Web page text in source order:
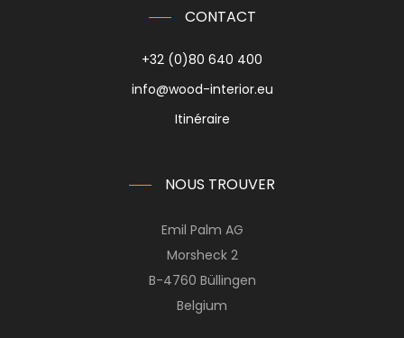
CONTACT
+32 (0)80 640 400
info@wood-interior.eu
Itinéraire
NOUS TROUVER
Emil Palm AG
Morsheck 2
B-4760 Büllingen
Belgium